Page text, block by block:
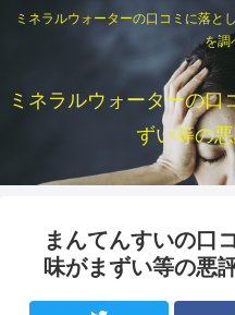
ミネラルウォーターの口コミに落
を調
ミネラルウォーターの
ずい等の
まんてんすいの口
味がまずい等の悪